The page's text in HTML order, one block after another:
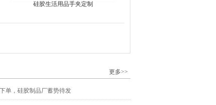
硅胶生活用品手夹定制
更多>>
单，硅胶制品厂蓄势待发